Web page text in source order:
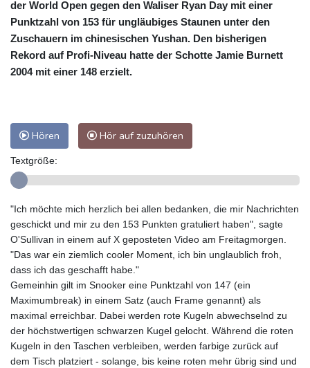
der World Open gegen den Waliser Ryan Day mit einer
Punktzahl von 153 für ungläubiges Staunen unter den
Zuschauern im chinesischen Yushan. Den bisherigen
Rekord auf Profi-Niveau hatte der Schotte Jamie Burnett
2004 mit einer 148 erzielt.
Hören Hör auf zuzuhören
Textgröße:
"Ich möchte mich herzlich bei allen bedanken, die mir Nachrichten
geschickt und mir zu den 153 Punkten gratuliert haben", sagte
O'Sullivan in einem auf X geposteten Video am Freitagmorgen.
"Das war ein ziemlich cooler Moment, ich bin unglaublich froh,
dass ich das geschafft habe."
Gemeinhin gilt im Snooker eine Punktzahl von 147 (ein
Maximumbreak) in einem Satz (auch Frame genannt) als
maximal erreichbar. Dabei werden rote Kugeln abwechselnd zu
der höchstwertigen schwarzen Kugel gelocht. Während die roten
Kugeln in den Taschen verbleiben, werden farbige zurück auf
dem Tisch platziert - solange, bis keine roten mehr übrig sind und